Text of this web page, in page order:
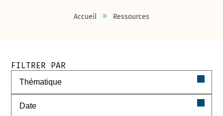
Accueil Ressources
Filtres de recherche des documents
FILTRER PAR
Filtrer par thématique
Filtrer par date